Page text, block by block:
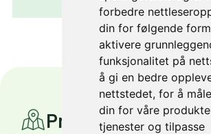
forbedre
din for følgende
aktivere
funksjonalitet på
å gi en bedre
nettstedet, for å
din for våre
tjenester og tilpasse
Prosjekter